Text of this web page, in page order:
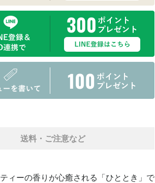
送料・ご注意など
ィーの香りが心癒される「ひととき」で